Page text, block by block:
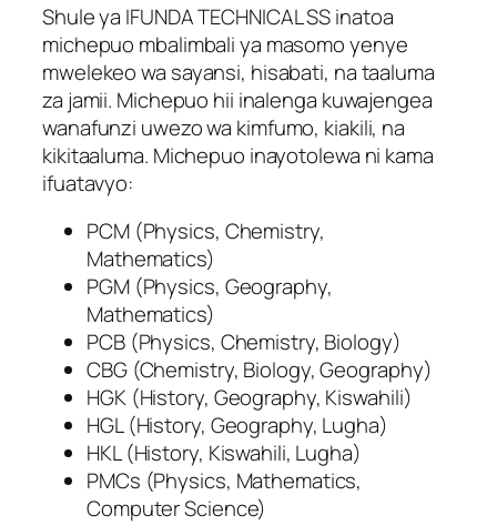
Shule ya IFUNDA TECHNICAL SS inatoa
michepuo mbalimbali ya masomo yenye
mwelekeo wa sayansi, hisabati, na taaluma
za jamii. Michepuo hii inalenga kuwajengea
wanafunzi uwezo wa kimfumo, kiakili, na
kikitaaluma. Michepuo inayotolewa ni kama
ifuatavyo:
PCM (Physics, Chemistry,
Mathematics)
PGM (Physics, Geography,
Mathematics)
PCB (Physics, Chemistry, Biology)
CBG (Chemistry, Biology, Geography)
HGK (History, Geography, Kiswahili)
HGL (History, Geography, Lugha)
HKL (History, Kiswahili, Lugha)
PMCs (Physics, Mathematics,
Computer Science)